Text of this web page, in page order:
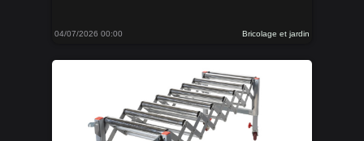
04/07/2026 00:00 Bricolage et jardin